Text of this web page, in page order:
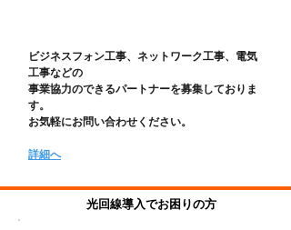
ビジネスフォン工事、ネットワーク工事、電気
工事などの
事業協力のできるパートナーを募集しておりま
す。
​お気軽にお問い合わせください。
​詳細へ
光回線導入でお困りの方